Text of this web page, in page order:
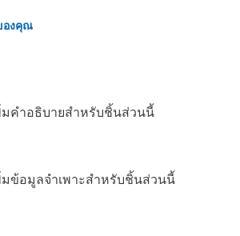
องคุณ
มคำอธิบายสำหรับชิ้นส่วนนี้
มข้อมูลจำเพาะสำหรับชิ้นส่วนนี้